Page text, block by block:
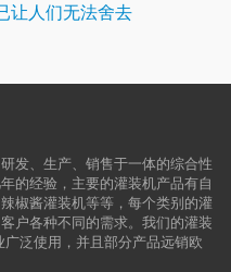
让人们无法舍去
发、生产、销售于一体的综合性
的经验，主要的灌装机产品有自
椒酱灌装机等等，每个类别的灌
户各种不同的需求。我们的灌装
泛使用，并且部分产品远销欧